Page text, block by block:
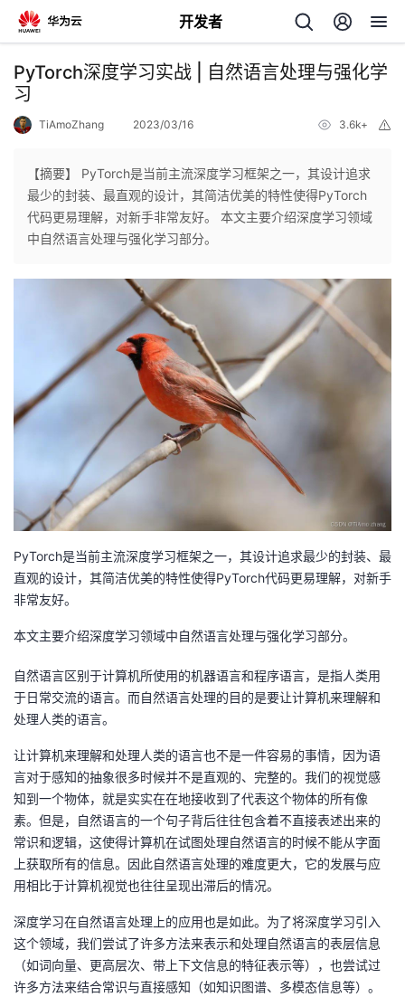
开发者
返
回
个
发
的
客
我
论
的
子
我
直
的
动
我
关
注
的
开
发
者
学
我
的
Programs
我
的
支
持
PyTorch深度学习实战 | 自然语言处理与强化学
习
TiAmoZhang 2023/03/16 3.6k+
【摘要】 PyTorch是当前主流深度学习框架之一，其设计追求
最少的封装、最直观的设计，其简洁优美的特性使得PyTorch
代码更易理解，对新手非常友好。 本文主要介绍深度学习领域
中自然语言处理与强化学习部分。
PyTorch是当前主流深度学习框架之一，其设计追求最少的封装、最
直观的设计，其简洁优美的特性使得PyTorch代码更易理解，对新手
非常友好。
本文主要介绍深度学习领域中自然语言处理与强化学习部分。
自然语言区别于计算机所使用的机器语言和程序语言，是指人类用
于日常交流的语言。而自然语言处理的目的是要让计算机来理解和
处理人类的语言。
让计算机来理解和处理人类的语言也不是一件容易的事情，因为语
言对于感知的抽象很多时候并不是直观的、完整的。我们的视觉感
知到一个物体，就是实实在在地接收到了代表这个物体的所有像
素。但是，自然语言的一个句子背后往往包含着不直接表述出来的
常识和逻辑，这使得计算机在试图处理自然语言的时候不能从字面
上获取所有的信息。因此自然语言处理的难度更大，它的发展与应
用相比于计算机视觉也往往呈现出滞后的情况。
深度学习在自然语言处理上的应用也是如此。为了将深度学习引入
这个领域，我们尝试了许多方法来表示和处理自然语言的表层信息
（如词向量、更高层次、带上下文信息的特征表示等），也尝试过
许多方法来结合常识与直接感知（如知识图谱、多模态信息等）。